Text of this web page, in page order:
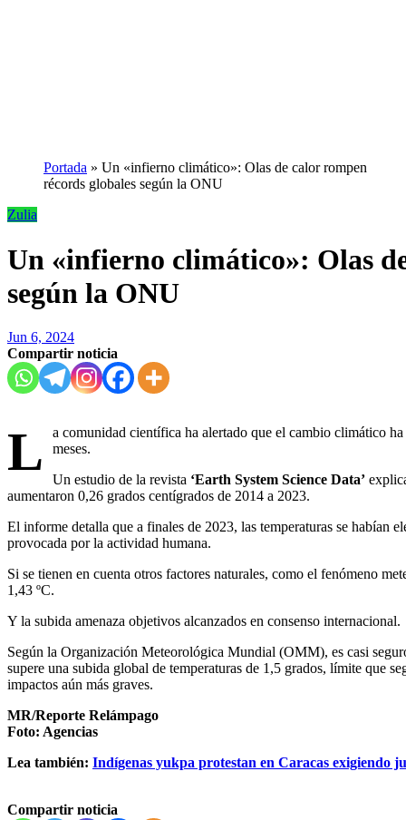
Portada » Un «infierno climático»: Olas de calor rompen
récords globales según la ONU
Zulia
Un «infierno climático»: Olas
según la ONU
Jun 6, 2024
Compartir noticia
L
a comunidad científica ha alertado que el cambio climático
meses.
Un estudio de la revista ‘Earth System Science Data’
aumentaron 0,26 grados centígrados de 2014 a 2023.
El informe detalla que a finales de 2023, las temperaturas se habían
provocada por la actividad humana.
Si se tienen en cuenta otros factores naturales, como el fenómeno
1,43 ºC.
Y la subida amenaza objetivos alcanzados en consenso internacional.
Según la Organización Meteorológica Mundial (OMM), es casi
supere una subida global de temperaturas de 1,5 grados, límite que
impactos aún más graves.
MR/Reporte Relámpago
Foto: Agencias
Lea también: Indígenas yukpa protestan en Caracas exigiendo
Compartir noticia